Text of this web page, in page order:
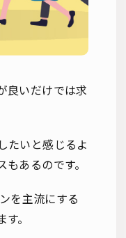
良いだけでは求
たいと感じるよ
あるのです。
を主流にする
。